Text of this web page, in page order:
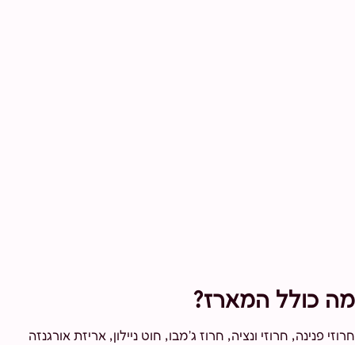
מה כולל המארז?
חרוזי פנינה, חרוזי ונציה, חרוז ג'מבו, חוט ניילון, אריזת אורגנזה